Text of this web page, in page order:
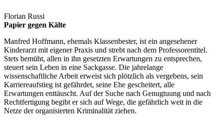
Florian Russi
Papier gegen Kälte
Manfred Hoffmann, ehemals Klassenbester, ist ein angesehener
Kinderarzt mit eigener Praxis und strebt nach dem Professorentitel.
Stets bemüht, allen in ihn gesetzten Erwartungen zu entsprechen,
steuert sein Leben in eine Sackgasse. Die jahrelange
wissenschaftliche Arbeit erweist sich plötzlich als vergebens, sein
Karriereaufstieg ist gefährdet, seine Ehe gescheitert, alle
Erwartungen enttäuscht. Auf der Suche nach Genugtuung und nach
Rechtfertigung begibt er sich auf Wege, die gefährlich weit in die
Netze der organisierten Kriminalität ziehen.